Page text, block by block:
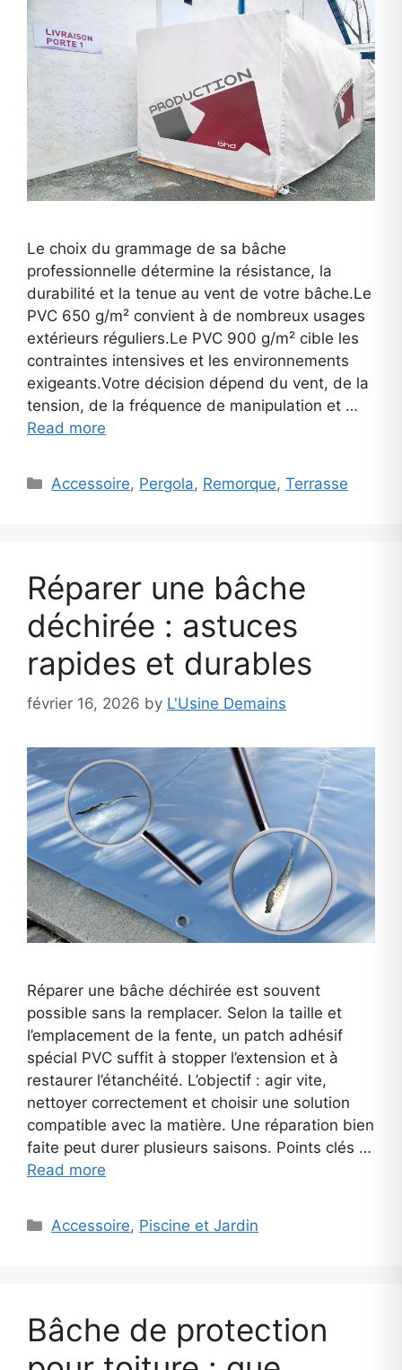
Le choix du grammage de sa bâche
professionnelle détermine la résistance, la
durabilité et la tenue au vent de votre bâche.Le
PVC 650 g/m² convient à de nombreux usages
extérieurs réguliers.Le PVC 900 g/m² cible les
contraintes intensives et les environnements
exigeants.Votre décision dépend du vent, de la
tension, de la fréquence de manipulation et …
Read more
Categories
Accessoire, Pergola, Remorque,Terrasse
Réparer une bâche
déchirée : astuces
rapides et durables
février 16, 2026 by L'Usine Demains
Réparer une bâche déchirée est souvent
possible sans la remplacer. Selon la taille et
l’emplacement de la fente, un patch adhésif
spécial PVC suffit à stopper l’extension et à
restaurer l’étanchéité. L’objectif : agir vite,
nettoyer correctement et choisir une solution
compatible avec la matière. Une réparation bien
faite peut durer plusieurs saisons. Points clés …
Read more
Categories
Accessoire, Piscine et Jardin
Bâche de protection